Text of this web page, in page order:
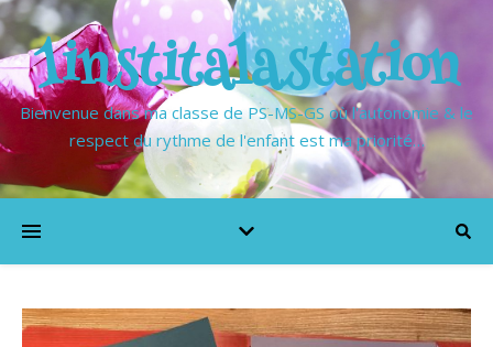
1institalastation
Bienvenue dans ma classe de PS-MS-GS où l'autonomie & le
respect du rythme de l'enfant est ma priorité…